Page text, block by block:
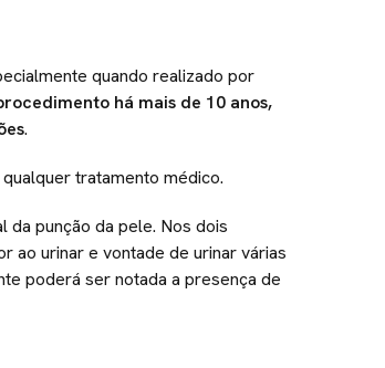
quando realizado por
há mais de 10 anos,
.
tratamento médico.
punção da pele. Nos dois
ao urinar e vontade de urinar várias
poderá ser notada a presença de